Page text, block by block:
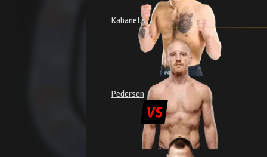
Kabanets
Pedersen